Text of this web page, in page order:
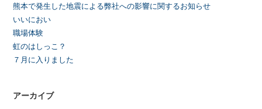
熊本で発生した地震による弊社への影響に関するお知らせ
いいにおい
職場体験
虹のはしっこ？
７月に入りました
アーカイブ